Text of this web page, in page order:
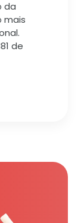
da
mais
de